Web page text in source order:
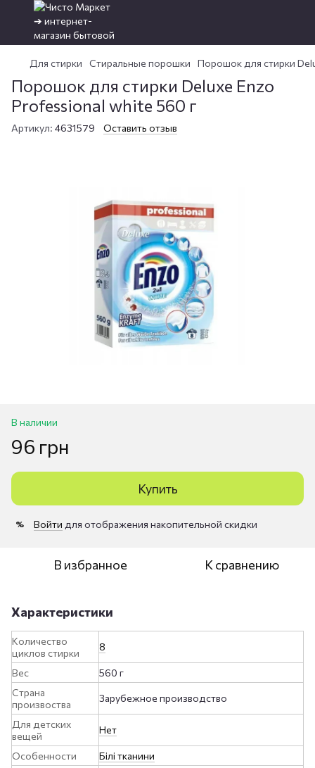
Для стирки Стиральные порошки Порошок для стирки
Порошок для стирки Deluxe Enzo
Professional white 560 г
Артикул: 4631579 Оставить отзыв
В наличии
96 грн
Купить
% Войти для отображения накопительной скидки
В избранное К сравнению
Характеристики
Количество
циклов стирки
8
Вес
560 г
Страна
произвоства
Зарубежное производство
Для детских
вещей
Нет
Особенности
Білі тканини